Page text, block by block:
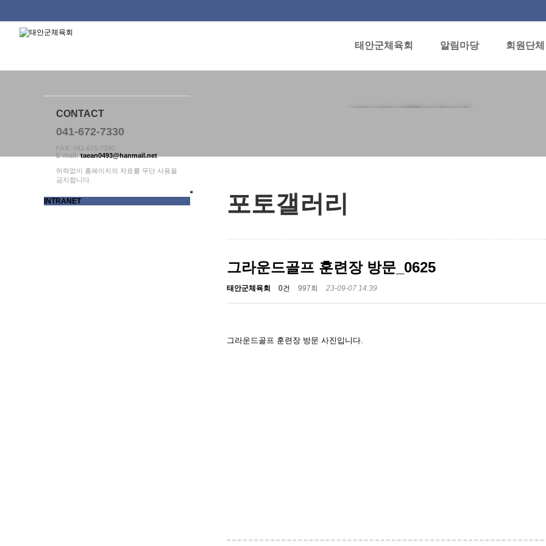
태안군체육회 알림마당 회원단체
포토갤러리
그라운드골프 훈련장 방문_0625
태안군체육회 0건 997회 23-09-07 14:39
그라운드골프 훈련장 방문 사진입니다.
CONTACT
041-672-7330
FAX: 041-675-7330
E-mail:taean0493@hanmail.net
허락없이 홈페이지의 자료를 무단 사용을
금지합니다.
INTRANET